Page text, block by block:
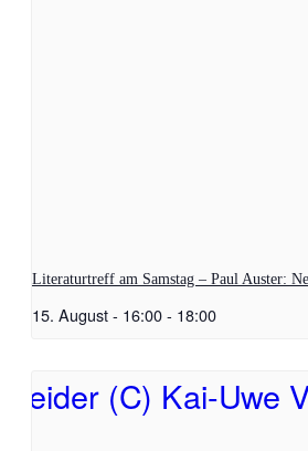
Literaturtreff am Samstag – Paul Auster:
15. August - 16:00- 18:00